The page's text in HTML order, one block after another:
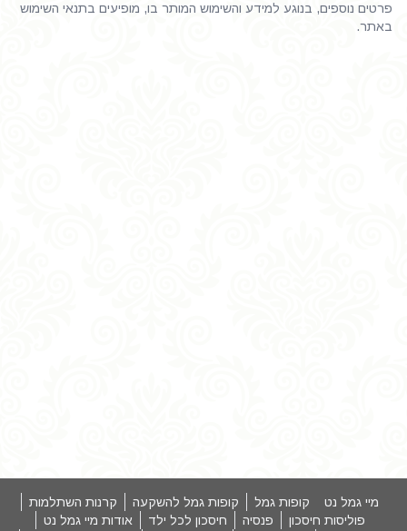
פרטים נוספים, בנוגע למידע והשימוש המותר בו, מופיעים בתנאי השימוש
באתר.
מיי גמל נט קופות גמל קופות גמל להשקעה
קרנות השתלמות
פוליסות חיסכון
פנסיה חיסכון לכל ילד אודות מיי גמל נט